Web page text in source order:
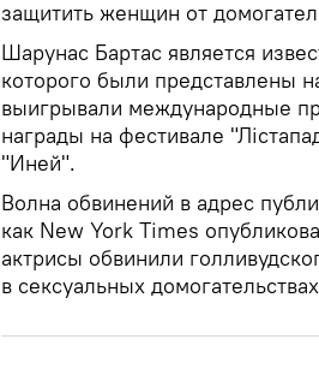
защитить женщин от
Шарунас Бартас является
которого были представлены
выигрывали международные
награды на фестивале
"Иней".
Волна обвинений в адрес
как New York Times
актрисы обвинили
в сексуальных